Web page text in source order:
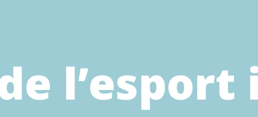
l’esport